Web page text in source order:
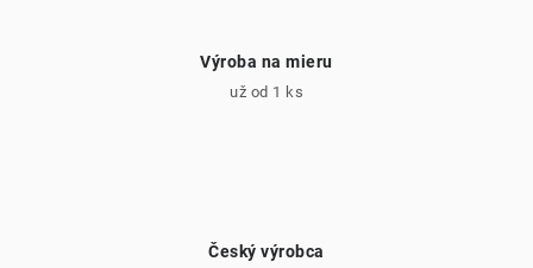
Výroba na mieru
už od 1 ks
Český výrobca